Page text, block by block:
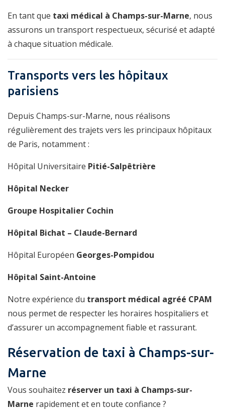
En tant que taxi médical à Champs-sur-Marne, nous
assurons un transport respectueux, sécurisé et adapté
à chaque situation médicale.
Transports vers les hôpitaux
parisiens
Depuis Champs-sur-Marne, nous réalisons
régulièrement des trajets vers les principaux hôpitaux
de Paris, notamment :
Hôpital Universitaire Pitié-Salpêtrière
Hôpital Necker
Groupe Hospitalier Cochin
Hôpital Bichat – Claude-Bernard
Hôpital Européen Georges-Pompidou
Hôpital Saint-Antoine
Notre expérience du transport médical agréé CPAM
nous permet de respecter les horaires hospitaliers et
d’assurer un accompagnement fiable et rassurant.
Réservation de taxi à Champs-sur-
Marne
Vous souhaitez réserver un taxi à Champs-sur-
Marne rapidement et en toute confiance ?